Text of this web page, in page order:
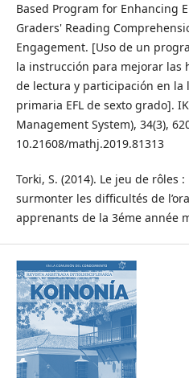
Based Program for Enhancing
Graders' Reading
Engagement. [Uso de un
la instrucción para mejorar las
de lectura y participación en la
primaria EFL de sexto grado].
Management System), 34(3),
10.21608/mathj.2019.81313
Torki, S. (2014). Le jeu de
surmonter les difficultés de
apprenants de la 3éme année